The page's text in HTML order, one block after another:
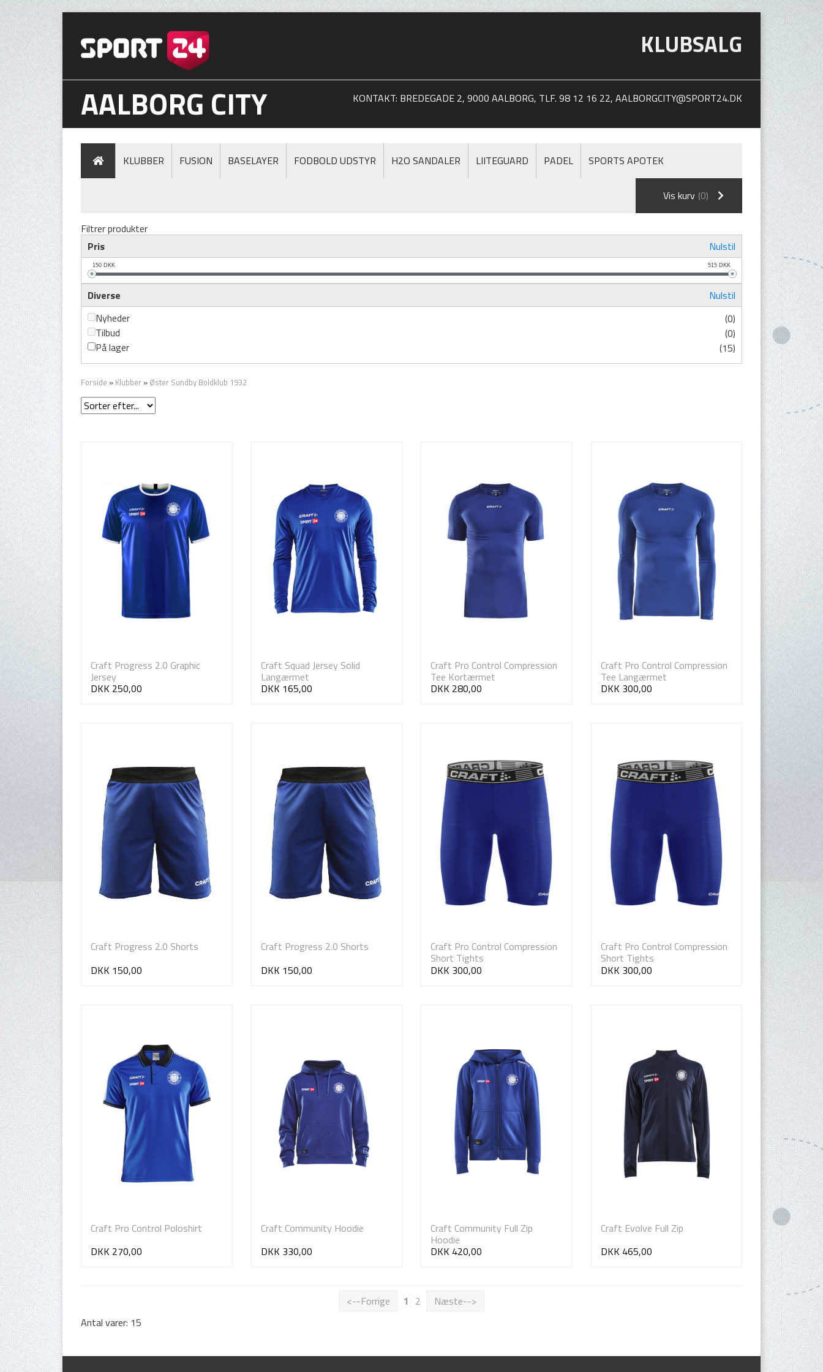
KLUBSALG
AALBORG CITY KONTAKT: BREDEGADE 2, 9000 AALBORG, TLF. 98 12 16 22, AALBORGCITY@SPORT24.DK
KLUBBER FUSION BASELAYER FODBOLD UDSTYR H2O SANDALER LIITEGUARD PADEL SPORTS APOTEK
Vis kurv (0)
Filtrer produkter
Pris
Nulstil
150 DKK 515 DKK
Diverse
Nulstil
Nyheder
(0)
Tilbud
(0)
På lager
(15)
Forside » Klubber » Øster Sundby Boldklub 1932
Craft Progress 2.0 Graphic
Jersey
DKK 250,00
Craft Squad Jersey Solid
Langærmet
DKK 165,00
Craft Pro Control Compression
Tee Kortærmet
DKK 280,00
Craft Pro Control Compression
Tee Langærmet
DKK 300,00
Craft Progress 2.0 Shorts
DKK 150,00
Craft Progress 2.0 Shorts
DKK 150,00
Craft Pro Control Compression
Short Tights
DKK 300,00
Craft Pro Control Compression
Short Tights
DKK 300,00
Craft Pro Control Poloshirt
DKK 270,00
Craft Community Hoodie
DKK 330,00
Craft Community Full Zip
Hoodie
DKK 420,00
Craft Evolve Full Zip
DKK 465,00
<--Forrige 1 2
Næste-->
Antal varer: 15